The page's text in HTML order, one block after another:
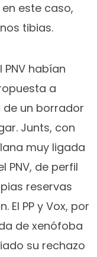
este caso,
tibias.
habían
a
de un borrador
Junts, con
muy ligada
PNV, de perfil
reservas
El PP y Vox, por
de xenófoba
su rechazo